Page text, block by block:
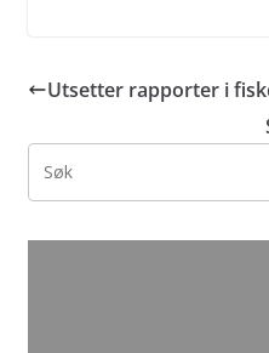
Utsetter rapporter i